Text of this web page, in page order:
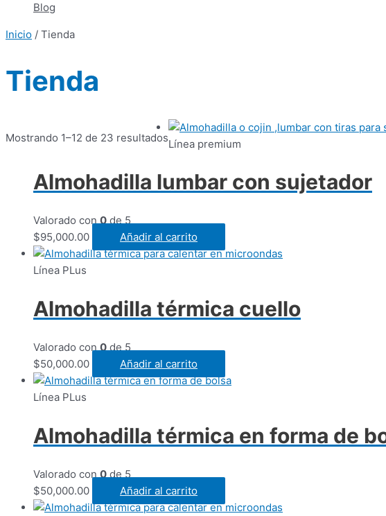
Blog
Inicio / Tienda
Tienda
Mostrando 1–12 de 23 resultadosLínea premium
Almohadilla lumbar con sujetador
Valorado con0de 5
$95,000.00 Añadir al carrito
Línea PLus
Almohadilla térmica cuello
Valorado con0de 5
$50,000.00 Añadir al carrito
Línea PLus
Almohadilla térmica en forma de
Valorado con0de 5
$50,000.00 Añadir al carrito